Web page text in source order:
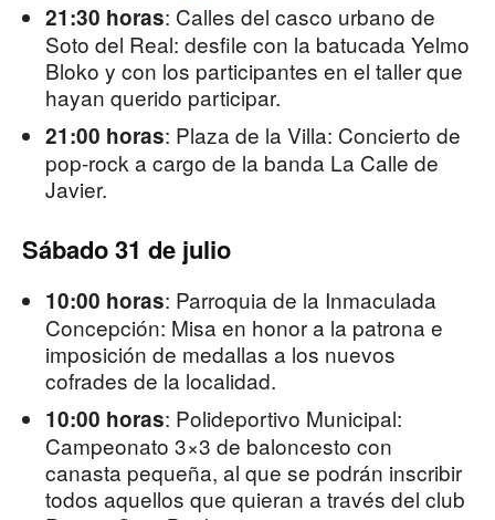
21:30 horas: Calles del casco urbano de
Soto del Real: desfile con la batucada Yelmo
Bloko y con los participantes en el taller que
hayan querido participar.
21:00 horas: Plaza de la Villa: Concierto de
pop-rock a cargo de la banda La Calle de
Javier.
Sábado 31 de julio
10:00 horas: Parroquia de la Inmaculada
Concepción: Misa en honor a la patrona e
imposición de medallas a los nuevos
cofrades de la localidad.
10:00 horas: Polideportivo Municipal:
Campeonato 3×3 de baloncesto con
canasta pequeña, al que se podrán inscribir
todos aquellos que quieran a través del club